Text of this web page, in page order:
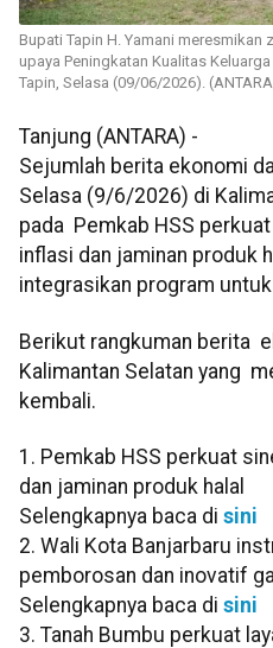
Bupati Tapin H. Yamani
upaya Peningkatan Kualitas
Tapin, Selasa (09/06/2026).
Tanjung (ANTARA) -
Sejumlah berita ekonomi
Selasa (9/6/2026) di
pada Pemkab HSS
inflasi dan jaminan produk
integrasikan program
Berikut rangkuman berita
Kalimantan Selatan yang
kembali.
1. Pemkab HSS perkuat
dan jaminan produk halal
Selengkapnya baca di sini
2. Wali Kota Banjarbaru
pemborosan dan inovatif
Selengkapnya baca di sini
3. Tanah Bumbu perkuat